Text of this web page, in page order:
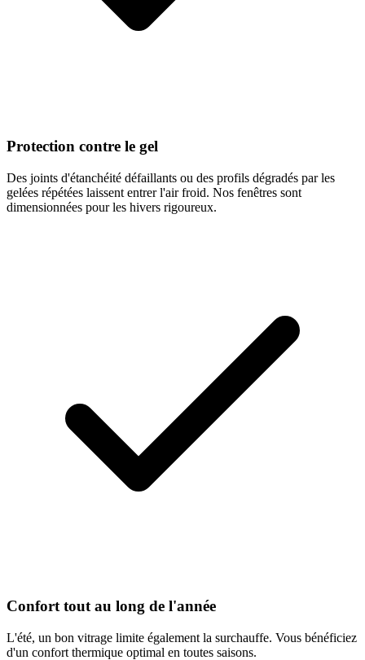
Protection contre le gel
Des joints d'étanchéité défaillants ou des profils dégradés par les
gelées répétées laissent entrer l'air froid. Nos fenêtres sont
dimensionnées pour les hivers rigoureux.
Confort tout au long de l'année
L'été, un bon vitrage limite également la surchauffe. Vous bénéficiez
d'un confort thermique optimal en toutes saisons.